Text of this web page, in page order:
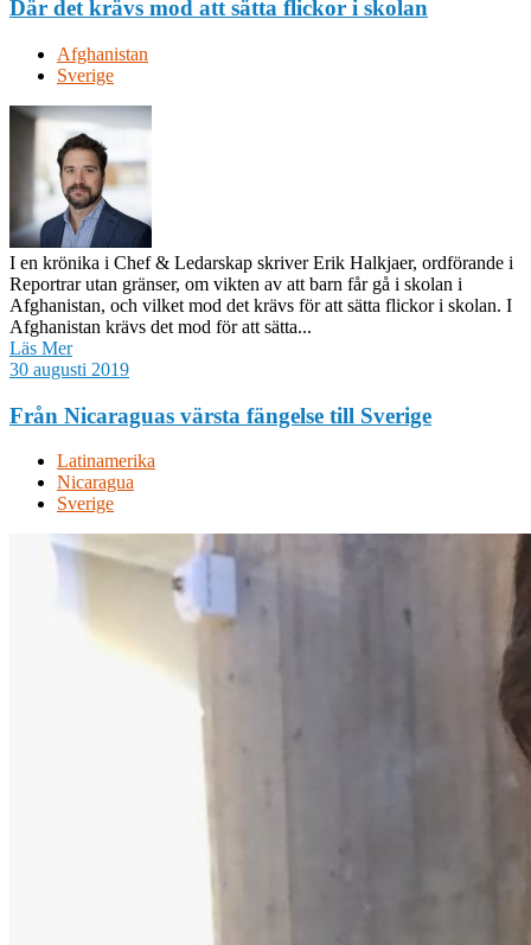
Där det krävs mod att sätta flickor i skolan
Afghanistan
Sverige
I en krönika i Chef & Ledarskap skriver Erik Halkjaer, ordförande i
Reportrar utan gränser, om vikten av att barn får gå i skolan i
Afghanistan, och vilket mod det krävs för att sätta flickor i skolan. I
Afghanistan krävs det mod för att sätta...
Läs Mer
30 augusti 2019
Från Nicaraguas värsta fängelse till Sverige
Latinamerika
Nicaragua
Sverige